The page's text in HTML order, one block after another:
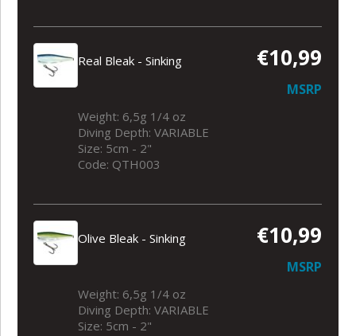
Real Bleak - Sinking €10,99
MSRP
Weight: 6,5g 1/4 oz
Diving Depth: VARIABLE
Size: 5cm - 2"
Code: QTH003
Olive Bleak - Sinking €10,99
MSRP
Weight: 6,5g 1/4 oz
Diving Depth: VARIABLE
Size: 5cm - 2"